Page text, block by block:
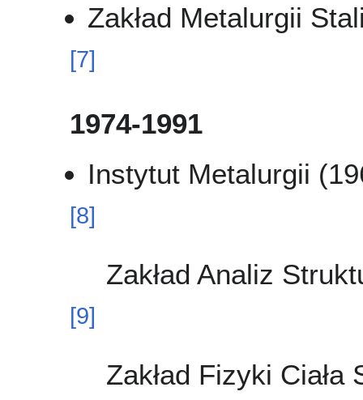
Zakład Metalurgii
[7]
1974-1991
Instytut Metalurgii
[8]
Zakład Analiz
[9]
Zakład Fizyki Ciała